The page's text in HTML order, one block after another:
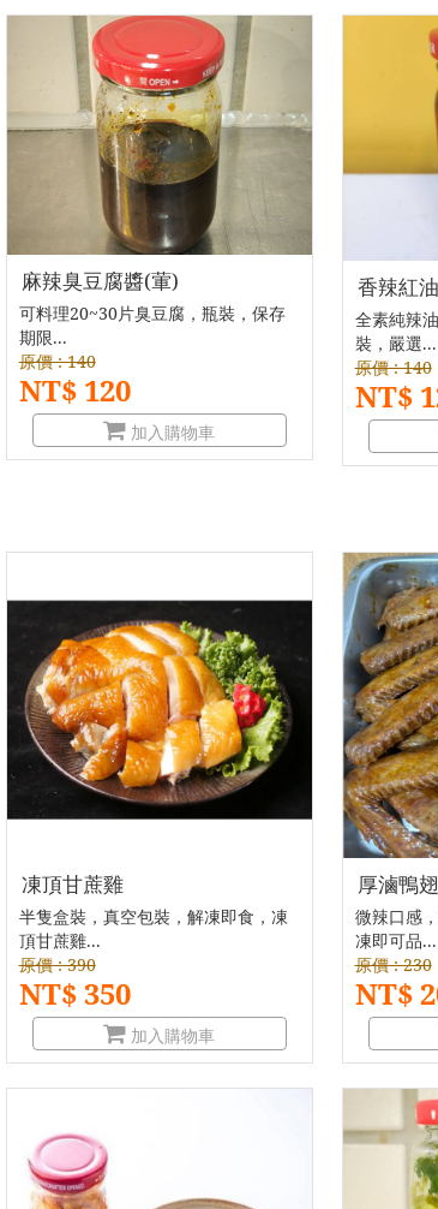
麻辣臭豆腐醬(葷)
可料理20~30片臭豆腐，瓶裝，保存
期限...
原價 : 140
NT$ 120
加入購物車
香辣紅油
全素純辣
裝，嚴選...
原價 : 140
NT$
凍頂甘蔗雞
半隻盒裝，真空包裝，解凍即食，凍
頂甘蔗雞...
原價 : 390
NT$ 350
加入購物車
厚滷鴨
微辣口感
凍即可品...
原價 : 230
NT$